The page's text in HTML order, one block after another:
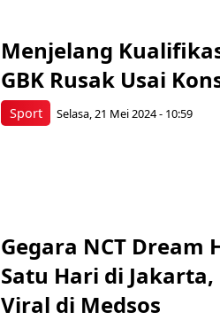
Sport
Menjelang
GBK Rusak Usai
Selasa, 21 Mei 2024 - 10:59
Gegara NCT Dream
Satu Hari di
Viral di Medsos